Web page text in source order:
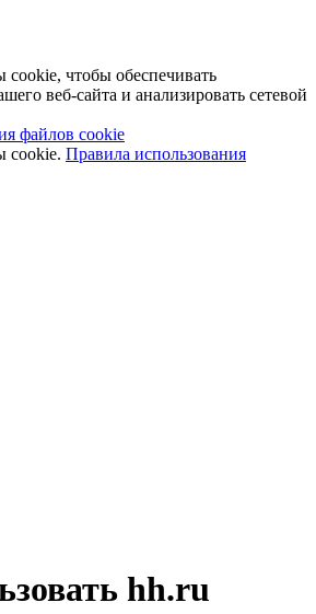
чтобы обеспечивать
веб-сайта и анализировать сетевой
файлов cookie
cookie. Правила использования
hh.ru